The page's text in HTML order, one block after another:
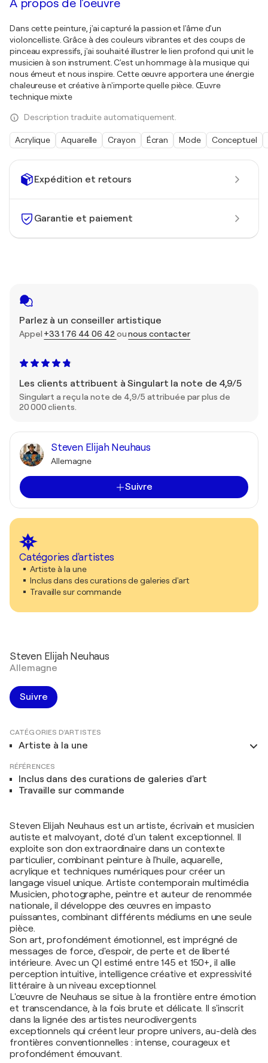
Expédition et retours
Garantie et paiement
Parlez à un conseiller artistique
Appel +33 1 76 44 06 42ounous contacter
Les clients attribuent à Singulart la note de 4,9/5
Singulart a reçu la note de 4,9/5 attribuée par plus de
20 000 clients.
Steven Elijah Neuhaus
Allemagne
Suivre
Catégories d'artistes
Artiste à la une
Inclus dans des curations de galeries d'art
Travaille sur commande
À propos de l'oeuvre
Dans cette peinture, j'ai capturé la passion et l'âme d'un
violoncelliste. Grâce à des couleurs vibrantes et des coups de
pinceau expressifs, j'ai souhaité illustrer le lien profond qui unit le
musicien à son instrument. C'est un hommage à la musique qui
nous émeut et nous inspire. Cette œuvre apportera une énergie
chaleureuse et créative à n'importe quelle pièce. Œuvre
technique mixte
Description traduite automatiquement.
Acrylique Aquarelle Crayon Écran Mode Conceptuel
Steven Elijah Neuhaus
Allemagne
Suivre
CATÉGORIES D'ARTISTES
Artiste à la une
RÉFÉRENCES
Inclus dans des curations de galeries d'art
Travaille sur commande
Steven Elijah Neuhaus est un artiste, écrivain et musicien
autiste et malvoyant, doté d'un talent exceptionnel. Il
exploite son don extraordinaire dans un contexte
particulier, combinant peinture à l'huile, aquarelle,
acrylique et techniques numériques pour créer un
langage visuel unique. Artiste contemporain multimédia
Musicien, photographe, peintre et auteur de renommée
nationale, il développe des œuvres en impasto
puissantes, combinant différents médiums en une seule
pièce.
Son art, profondément émotionnel, est imprégné de
messages de force, d'espoir, de perte et de liberté
intérieure. Avec un QI estimé entre 145 et 150+, il allie
perception intuitive, intelligence créative et expressivité
littéraire à un niveau exceptionnel.
L'œuvre de Neuhaus se situe à la frontière entre émotion
et transcendance, à la fois brute et délicate. Il s'inscrit
dans la lignée des artistes neurodivergents
exceptionnels qui créent leur propre univers, au-delà des
frontières conventionnelles : intense, courageux et
profondément émouvant.